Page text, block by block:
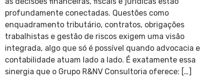
profundamente conectadas. Questões como
enquadramento tributário, contratos, obrigações
trabalhistas e gestão de riscos exigem uma visão
integrada, algo que só é possível quando advocacia e
contabilidade atuam lado a lado. É exatamente essa
sinergia que o Grupo R&NV Consultoria oferece: […]